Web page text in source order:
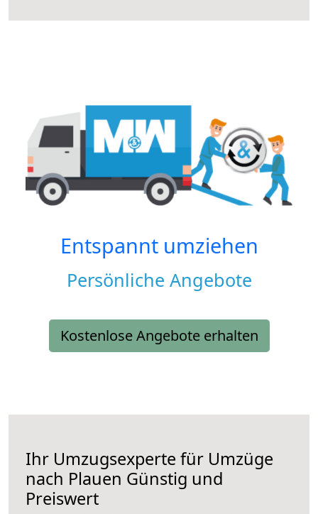
Entspannt umziehen
Persönliche Angebote
Kostenlose Angebote erhalten
Ihr Umzugsexperte für Umzüge
nach Plauen Günstig und
Preiswert